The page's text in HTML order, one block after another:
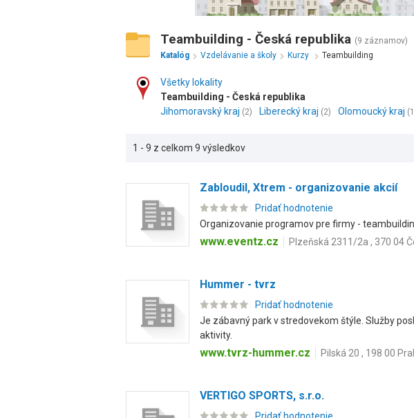
Teambuilding - Česká republika (9 záznamov)
Katalóg
Vzdelávanie a školy Kurzy Teambuilding
Všetky lokality
Teambuilding - Česká republika
Jihomoravský kraj (2) Liberecký kraj (2) Olomoucký kraj
1 - 9 z celkom 9 výsledkov
Zabloudil, Xtrem - organizovanie akcií
Pridať hodnotenie
Organizovanie programov pre firmy -
www.eventz.cz Plzeňská 2311/2a , 370 04
Hummer - tvrz
Pridať hodnotenie
Je zábavný park v stredovekom štýle. Služby
aktivity.
www.tvrz-hummer.cz Pilská 20 , 198 00
VERTIGO SPORTS, s.r.o.